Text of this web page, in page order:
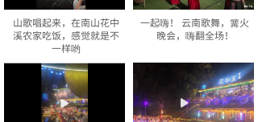
山歌唱起来，在南山花中
溪农家吃饭，感觉就是不
一样哟
一起嗨！ 云南歌舞，篝火
晚会，嗨翻全场！